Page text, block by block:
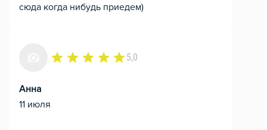
сюда когда нибудь приедем)
5,0
Анна
11 июля